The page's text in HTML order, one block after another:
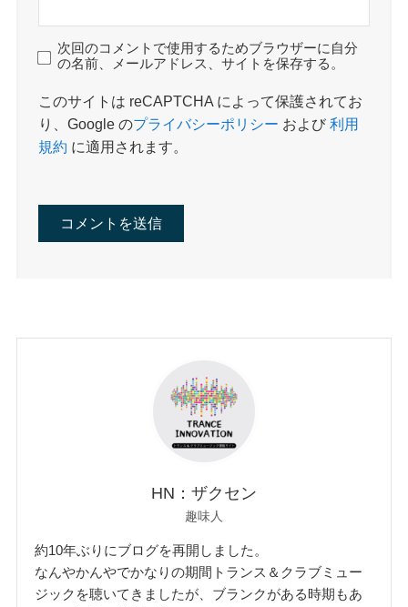
次回のコメントで使用するためブラウザーに自分
の名前、メールアドレス、サイトを保存する。
このサイトは reCAPTCHA によって保護されてお
り、Google のプライバシーポリシー および利用
規約 に適用されます。
HN：ザクセン
趣味人
約10年ぶりにブログを再開しました。
なんやかんやでかなりの期間トランス＆クラブミュー
ジックを聴いてきましたが、ブランクがある時期もあ